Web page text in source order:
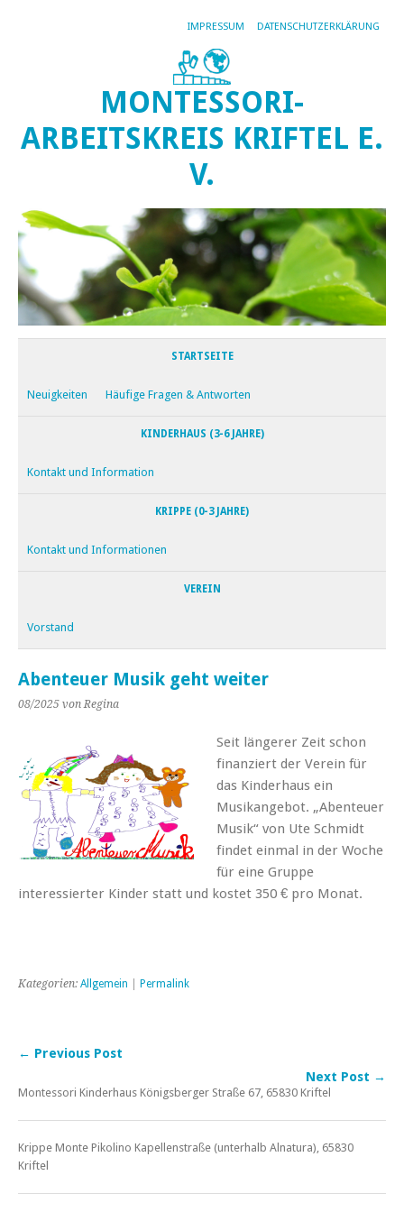
IMPRESSUM DATENSCHUTZERKLÄRUNG
MONTESSORI-
ARBEITSKREIS KRIFTEL E.
V.
STARTSEITE
Neuigkeiten Häufige Fragen & Antworten
KINDERHAUS (3-6 JAHRE)
Kontakt und Information
KRIPPE (0-3 JAHRE)
Kontakt und Informationen
VEREIN
Vorstand
Abenteuer Musik geht weiter
08/2025 von Regina
Seit längerer Zeit schon
finanziert der Verein für
das Kinderhaus ein
Musikangebot. „Abenteuer
Musik“ von Ute Schmidt
findet einmal in der Woche
für eine Gruppe
interessierter Kinder statt und kostet 350 € pro Monat.
Kategorien: Allgemein Permalink
← Previous Post
Next Post →
Montessori Kinderhaus Königsberger Straße 67, 65830 Kriftel
Krippe Monte Pikolino Kapellenstraße (unterhalb Alnatura), 65830
Kriftel